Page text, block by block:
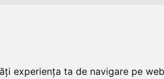
experiența ta de navigare pe